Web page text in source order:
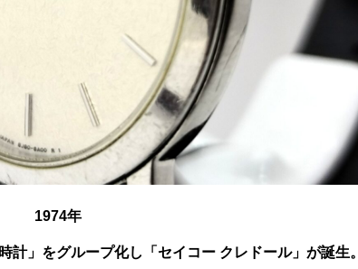
1974年
計」をグループ化し「セイコー クレドール」が誕生。